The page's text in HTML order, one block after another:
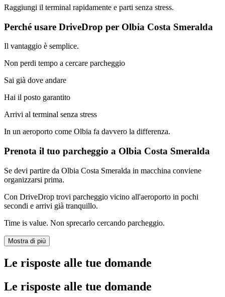
Raggiungi il terminal rapidamente e parti senza stress.
Perché usare DriveDrop per Olbia Costa Smeralda
Il vantaggio è semplice.
Non perdi tempo a cercare parcheggio
Sai già dove andare
Hai il posto garantito
Arrivi al terminal senza stress
In un aeroporto come Olbia fa davvero la differenza.
Prenota il tuo parcheggio a Olbia Costa Smeralda
Se devi partire da Olbia Costa Smeralda in macchina conviene
organizzarsi prima.
Con DriveDrop trovi parcheggio vicino all'aeroporto in pochi
secondi e arrivi già tranquillo.
Time is value. Non sprecarlo cercando parcheggio.
Mostra di più
Le risposte alle tue domande
Le risposte alle tue domande